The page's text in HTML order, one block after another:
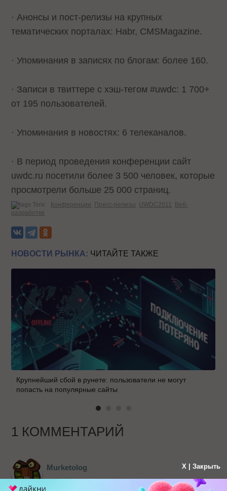
· Анонсы и пост-релизы на крупных
тематических порталах: Habr, CMSMagazine.
· Упоминания в записях по блогам: более 160.
· Записи в твиттере с хэш-тегом #uwdc: 1 700+
от 195 пользователей.
· Упоминания в новостях: 6 телеканалов.
· В период проведения конференции сайт
uwdc.ru посетили более 3 500 человек, которые
просмотрели больше 25 000 страниц.
Теги: Конференции Пресс-релизы UWDC2011
Веб-
разработки
НОВОСТИ РЫНКА: ЧИТАЙТЕ ТАКЖЕ
Крупнейший сбой в рунете: пользователи не могут
попасть на популярные сайты
1 КОММЕНТАРИЙ
Murketolog X | Закрыть